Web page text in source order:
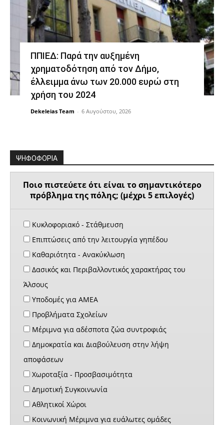
ΠΠΙΕΔ: Παρά την αυξημένη
χρηματοδότηση από τον Δήμο,
έλλειμμα άνω των 20.000 ευρώ στη
χρήση του 2024
Dekeleias Team - 6 Αυγούστου, 2026
ΨΗΦΟΦΟΡΙΑ
Ποιο πιστεύετε ότι είναι το σημαντικότερο
πρόβλημα της πόλης; (μέχρι 5 επιλογές)
Κυκλοφοριακό - Στάθμευση
Επιπτώσεις από την λειτουργία γηπέδου
Καθαριότητα - Ανακύκλωση
Δασικός και Περιβαλλοντικός χαρακτήρας του
Άλσους
Υποδομές για ΑΜΕΑ
Προβλήματα Σχολείων
Μέριμνα για αδέσποτα ζώα συντροφιάς
Δημοκρατία και Διαβούλευση στην λήψη
αποφάσεων
Χωροταξία - Προσβασιμότητα
Δημοτική Συγκοινωνία
Αθλητικοί Χώροι
Κοινωνική Μέριμνα για ευάλωτες ομάδες